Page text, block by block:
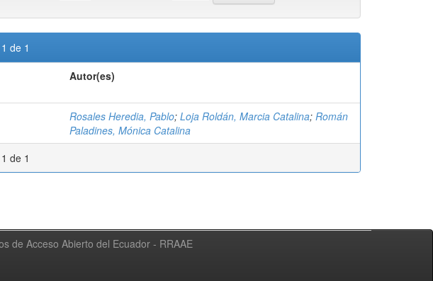
de 1
Autor(es)
Rosales Heredia, Pablo; Loja Roldán, Marcia Catalina; Román
Paladines, Mónica Catalina
de 1
de Acceso Abierto del Ecuador - RRAAE